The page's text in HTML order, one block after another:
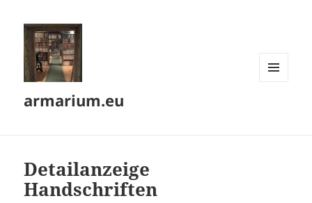
armarium.eu
Detailanzeige
Handschriften